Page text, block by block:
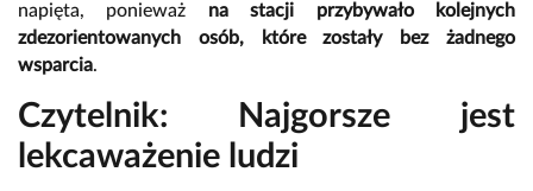
napięta, ponieważ na stacji przybywało kolejnych
zdezorientowanych osób, które zostały bez żadnego
wsparcia.
Czytelnik: Najgorsze jest
lekcaważenie ludzi